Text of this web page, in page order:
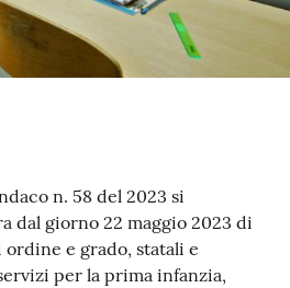
n. 58 del 2023 si
dal giorno 22 maggio 2023 di
e grado, statali e
per la prima infanzia,